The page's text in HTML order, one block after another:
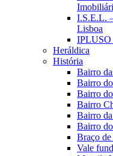
I.S.E.L.
Lisboa
IPLUSO
Heráldica
História
Bairro
Bairro
Bairro
Bairro
Bairro
Bairro
Braço de
Vale